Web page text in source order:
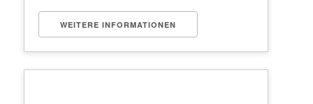
WEITERE INFORMATIONEN